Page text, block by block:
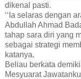
dikenal pasti.
‘‘Ia selaras dengan
Abdullah Ahmad
tahap sara diri yang
sebagai strategi
katanya.
Beliau berkata
Mesyuarat